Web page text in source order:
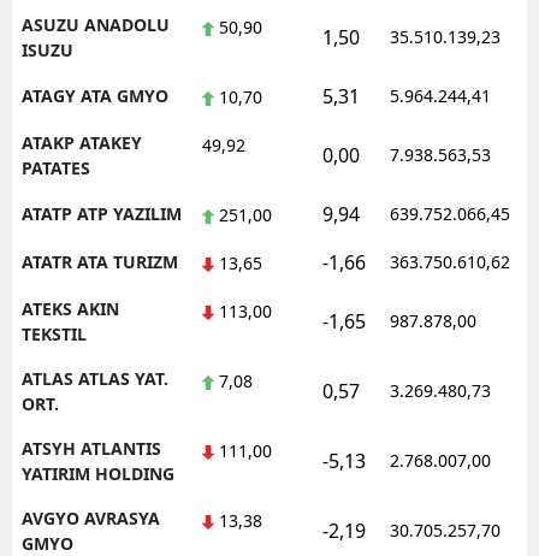
ASUZU ANADOLU
ISUZU
50,90 1,50 35.510.139,23
ATAGY ATA GMYO 10,70 5,31 5.964.244,41
ATAKP ATAKEY
PATATES
49,92 0,00 7.938.563,53
ATATP ATP YAZILIM 251,00 9,94 639.752.066,45
ATATR ATA TURIZM 13,65 -1,66 363.750.610,62
ATEKS AKIN
TEKSTIL
113,00 -1,65 987.878,00
ATLAS ATLAS YAT.
ORT.
7,08 0,57 3.269.480,73
ATSYH ATLANTIS
YATIRIM HOLDING
111,00 -5,13 2.768.007,00
AVGYO AVRASYA
GMYO
13,38 -2,19 30.705.257,70